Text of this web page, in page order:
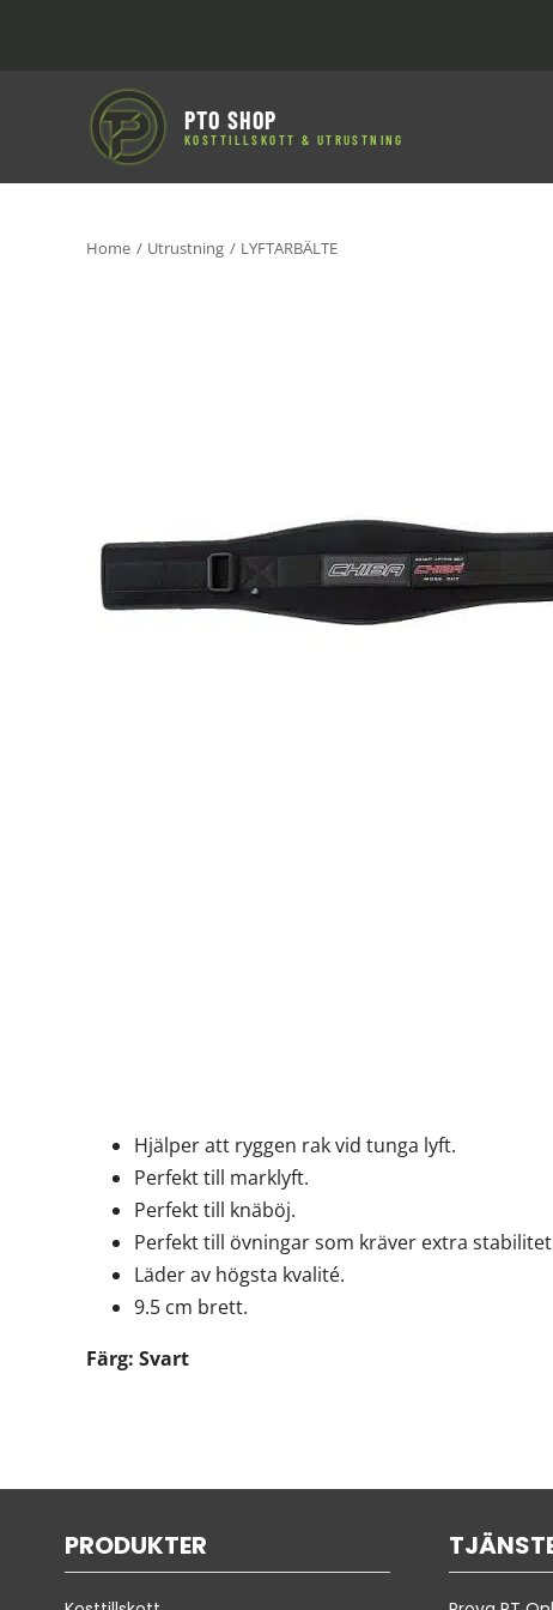
PTO SHOP
KOSTTILLSKOTT & UTRUSTNING
Home Utrustning LYFTARBÄLTE
Hjälper att ryggen rak vid tunga lyft.
Perfekt till marklyft.
Perfekt till knäböj.
Perfekt till övningar som kräver extra
Läder av högsta kvalité.
9.5 cm brett.
Färg: Svart
PRODUKTER